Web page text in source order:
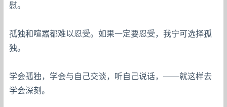
慰。
孤独和喧嚣都难以忍受。如果一定要忍受，我宁可选择孤
独。
学会孤独，学会与自己交谈，听自己说话，——就这样去
学会深刻。